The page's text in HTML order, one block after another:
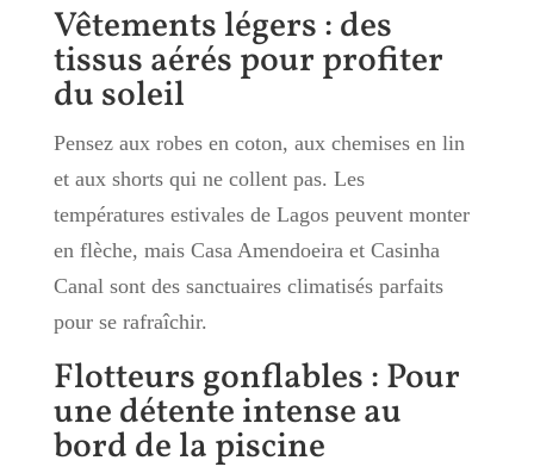
Vêtements légers : des
tissus aérés pour profiter
du soleil
Pensez aux robes en coton, aux chemises en lin
et aux shorts qui ne collent pas. Les
températures estivales de Lagos peuvent monter
en flèche, mais Casa Amendoeira et Casinha
Canal sont des sanctuaires climatisés parfaits
pour se rafraîchir.
Flotteurs gonflables : Pour
une détente intense au
bord de la piscine